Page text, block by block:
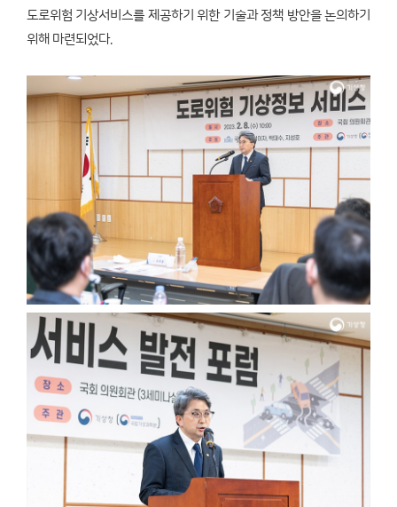
도로위험 기상서비스를 제공하기 위한 기술과 정책 방안을 논의하기
위해 마련되었다.